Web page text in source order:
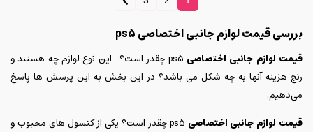
بررسی قیمت لوازم جانبی اختصاصی ps5
قیمت لوازم جانبی اختصاصی
ps5 چقدر است؟ این نوع لوازم چه هستند و
رنج هزینه آنها به چه شکل می باشد؟ در این بخش به این پرسش ها پاسخ
می‌دهیم.
قیمت لوازم جانبی اختصاصی
ps5 چقدر است؟ یکی از کنسول های محبوب و